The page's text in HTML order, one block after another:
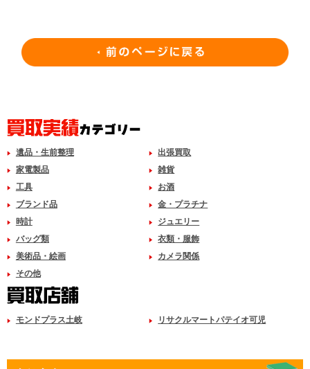
遺品・生前整理
出張買取
家電製品
雑貨
工具
お酒
ブランド品
金・プラチナ
時計
ジュエリー
バッグ類
衣類・服飾
美術品・絵画
カメラ関係
その他
モンドプラス土岐 リサクルマートパテイオ可児